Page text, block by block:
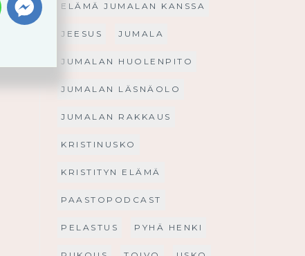
ELÄMÄ JUMALAN KANSSA
JEESUS JUMALA
JUMALAN HUOLENPITO
JUMALAN LÄSNÄOLO
JUMALAN RAKKAUS
KRISTINUSKO
KRISTITYN ELÄMÄ
PAASTOPODCAST
PELASTUS PYHÄ HENKI